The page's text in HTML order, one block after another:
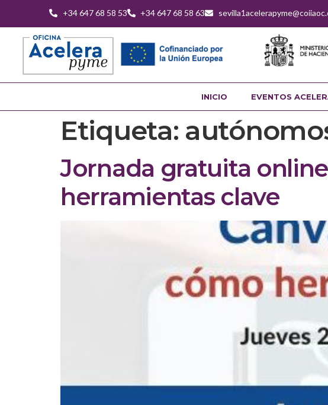
+34 647 68 58 53 +34 647 68 58 63
INICIO EVENTOS
Etiqueta:
Jornada gratuita
herramientas clave